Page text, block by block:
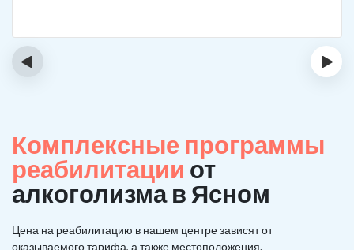
‹ ›
Комплексные программы
реабилитации от
алкоголизма в Ясном
Цена на реабилитацию в нашем центре зависят от
оказываемого тарифа, а также местоположения.